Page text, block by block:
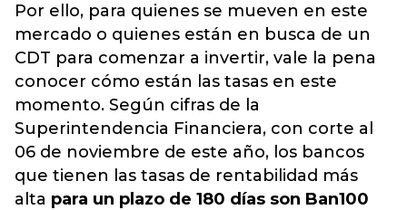
Por ello, para quienes se mueven en este
mercado o quienes están en busca de un
CDT para comenzar a invertir, vale la pena
conocer cómo están las tasas en este
momento. Según cifras de la
Superintendencia Financiera, con corte al
06 de noviembre de este año, los bancos
que tienen las tasas de rentabilidad más
alta para un plazo de 180 días son Ban100